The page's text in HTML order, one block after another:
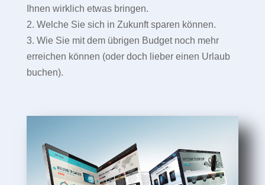
Ihnen wirklich etwas bringen.
2. Welche Sie sich in Zukunft sparen können.
3. Wie Sie mit dem übrigen Budget noch mehr
erreichen können (oder doch lieber einen Urlaub
buchen).